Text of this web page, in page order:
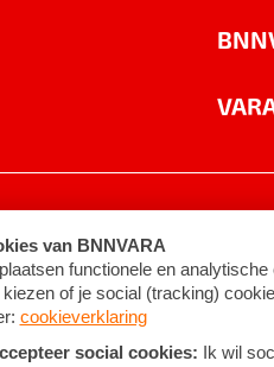
Algemene